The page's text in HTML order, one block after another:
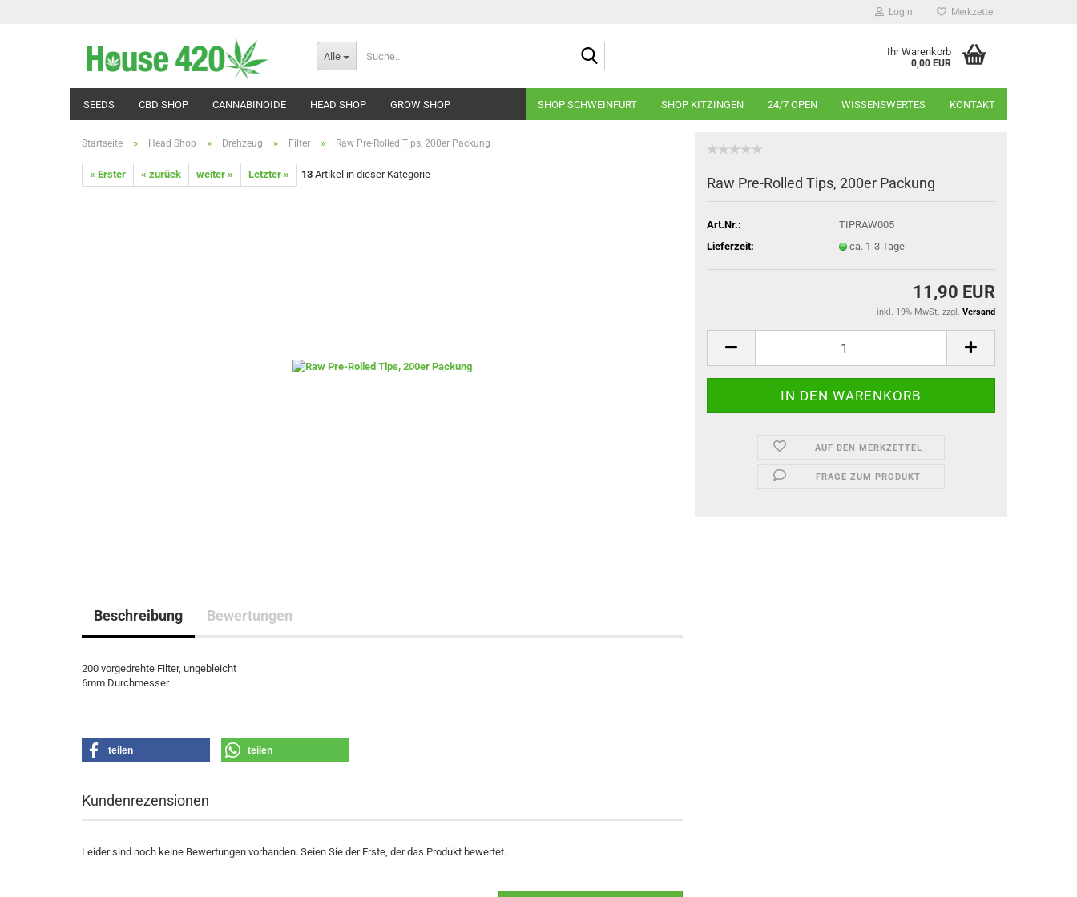
Login Merkzettel
Alle Ihr Warenkorb
0,00 EUR
SEEDS CBD SHOP CANNABINOIDE HEAD SHOP GROW SHOP SHOP SCHWEINFURT SHOP KITZINGEN 24/7 OPEN WISSENSWERTES KONTAKT
Startseite » Head Shop » Drehzeug » Filter » Raw Pre-Rolled Tips, 200er Packung
« Erster « zurück weiter » Letzter » 13 Artikel in dieser Kategorie
Raw Pre-Rolled Tips, 200er Packung
Art.Nr.:
TIPRAW005
Lieferzeit:
ca. 1-3 Tage
11,90 EUR
inkl. 19% MwSt. zzgl. Versand
AUF DEN MERKZETTEL
FRAGE ZUM PRODUKT
Beschreibung Bewertungen
200 vorgedrehte Filter, ungebleicht
6mm Durchmesser
teilen teilen
Kundenrezensionen
Leider sind noch keine Bewertungen vorhanden. Seien Sie der Erste, der das Produkt bewertet.